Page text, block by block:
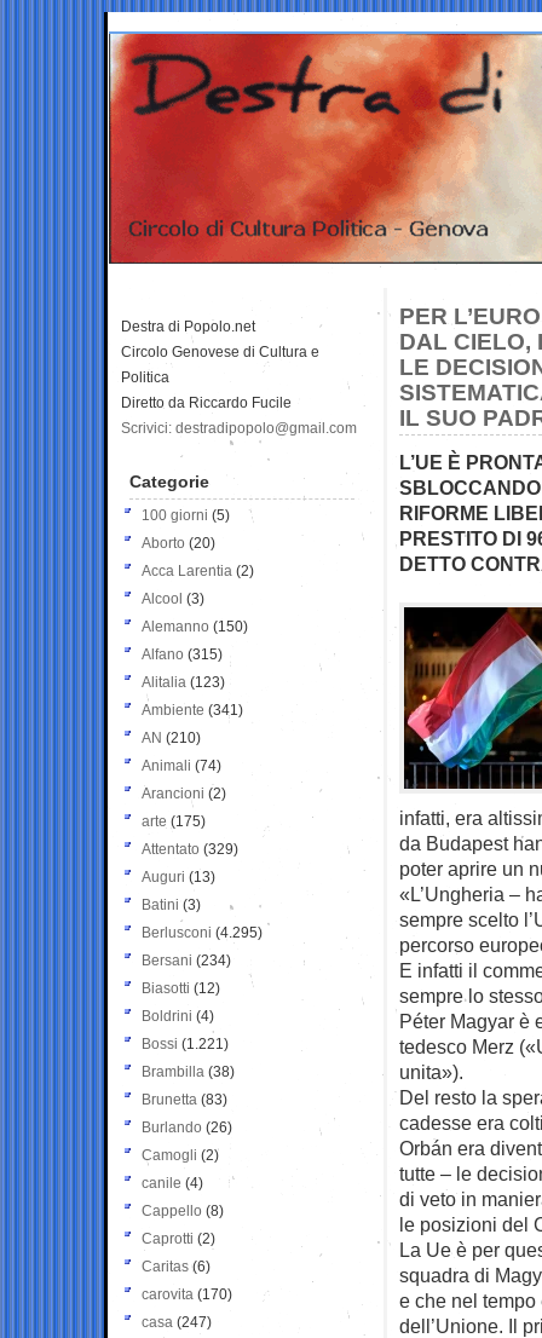
PER
DAL CIELO,
LE
IL SUO
L’UE È
RIFORME
PRESTITO DI
DETTO
infatti, era
da Budapest
poter aprire un
«L’Ungheria –
sempre scelto
percorso
E infatti il
sempre lo
Péter Magyar è
tedesco Merz
unita»).
Del resto la
cadesse era
Orbán era
tutte – le
di veto in
le posizioni del
La Ue è per
squadra di
e che nel
dell’Unione. Il
Destra di Popolo.net
Circolo Genovese di Cultura e
Politica
Diretto da Riccardo Fucile
Scrivici: destradipopolo@gmail.com
Categorie
100 giorni (5)
Aborto (20)
Acca Larentia (2)
Alcool (3)
Alemanno (150)
Alfano (315)
Alitalia (123)
Ambiente (341)
AN (210)
Animali (74)
Arancioni (2)
arte (175)
Attentato (329)
Auguri (13)
Batini (3)
Berlusconi (4.295)
Bersani (234)
Biasotti (12)
Boldrini (4)
Bossi (1.221)
Brambilla (38)
Brunetta (83)
Burlando (26)
Camogli (2)
canile (4)
Cappello (8)
Caprotti (2)
Caritas (6)
carovita (170)
casa (247)